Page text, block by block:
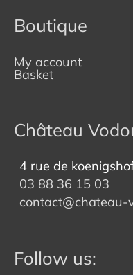
Boutique
My account
Basket
Château
4 rue de
03 88 36 15 03
contact@chateau-
Follow us: